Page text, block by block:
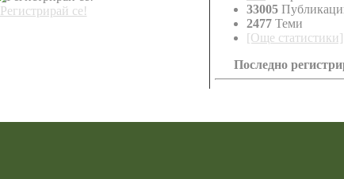
Регистрирай се!
33005
2477 Теми
[Още статистики]
Последно